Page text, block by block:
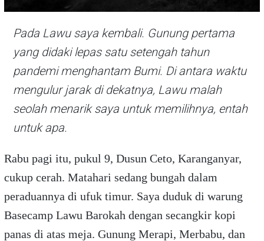
Pada Lawu saya kembali. Gunung pertama
yang didaki lepas satu setengah tahun
pandemi menghantam Bumi. Di antara waktu
mengulur jarak di dekatnya, Lawu malah
seolah menarik saya untuk memilihnya, entah
untuk apa.
Rabu pagi itu, pukul 9, Dusun Ceto, Karanganyar,
cukup cerah. Matahari sedang bungah dalam
peraduannya di ufuk timur. Saya duduk di warung
Basecamp Lawu Barokah dengan secangkir kopi
panas di atas meja. Gunung Merapi, Merbabu, dan